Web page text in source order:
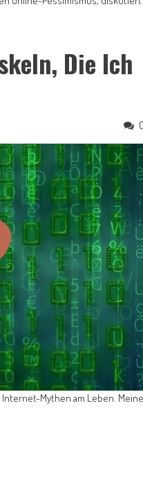
Die Ich
Mythen am Leben. Meine